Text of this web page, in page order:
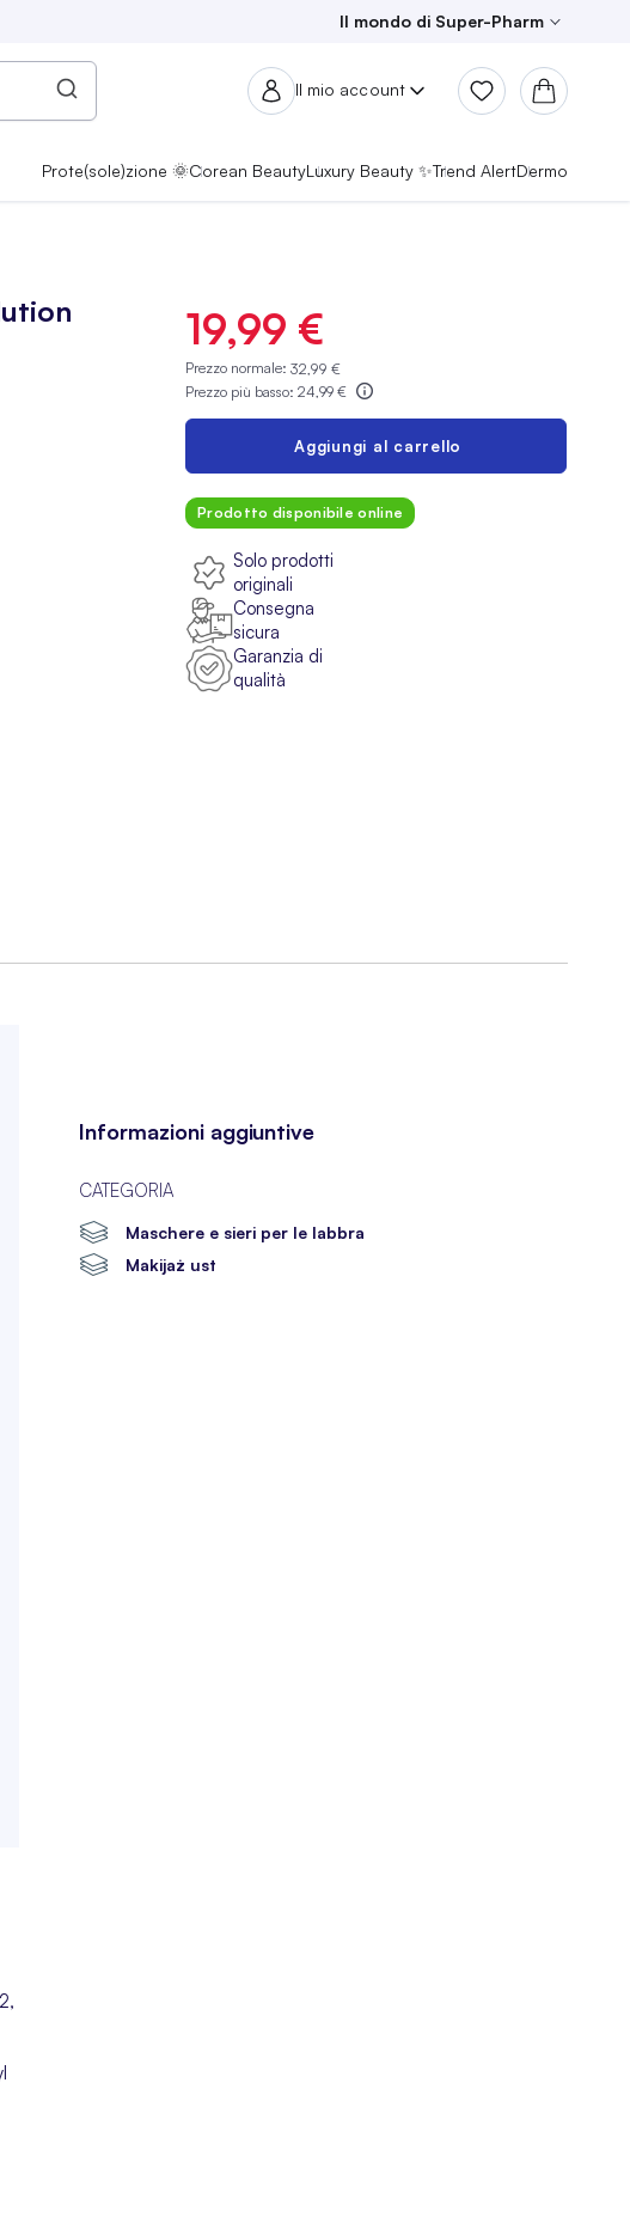
Il mondo di Super-Pharm
Il mio account
Prote(sole)zione 🌞Corean BeautyLuxury Beauty ✨Trend AlertDermo
19,99 €
Prezzo normale:32,99 €
Prezzo più basso:24,99 €
Aggiungi al carrello
Prodotto disponibile online
Solo prodotti
originali
Consegna
sicura
Garanzia di
qualità
Informazioni aggiuntive
CATEGORIA
Maschere e sieri per le labbra
Makijaż ust